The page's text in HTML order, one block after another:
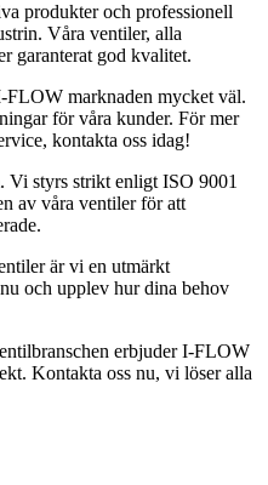
produkter och professionell
Våra ventiler, alla
garanterat god kvalitet.
FLOW marknaden mycket väl.
för våra kunder. För mer
kontakta oss idag!
styrs strikt enligt ISO 9001
av våra ventiler för att
är vi en utmärkt
och upplev hur dina behov
erbjuder I-FLOW
Kontakta oss nu, vi löser alla